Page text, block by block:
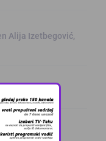
Alija Izetbegović,